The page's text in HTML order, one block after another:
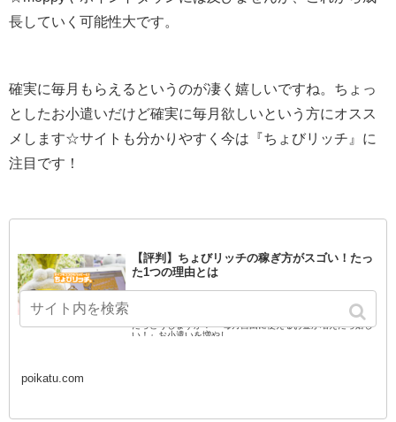
長していく可能性大です。
確実に毎月もらえるというのが凄く嬉しいですね。ちょっ
としたお小遣いだけど確実に毎月欲しいという方にオスス
メします☆サイトも分かりやすく今は『ちょびリッチ』に
注目です！
【評判】ちょびリッチの稼ぎ方がスゴい！たっ
た1つの理由とは
ちょびリッチ評判と稼ぎ方 他のポイントサイトと比較しても
おすすめ！と言えるワケ 毎月決まった金額を貰うことができ
たらどうしますか？ 『毎月自由に使えるお金が増えたら嬉し
い！』お小遣いを増やし
poikatu.com